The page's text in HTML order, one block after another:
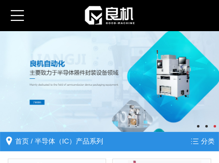
首页 / 半导体（IC）产品系列 分类